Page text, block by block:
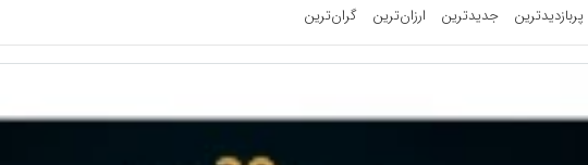
پربازدیدترین جدیدترین ارزان‌ترین گران‌ترین